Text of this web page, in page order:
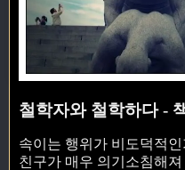
철학자와 철학하다 -
속이는 행위가 비도덕적인
친구가 매우 의기소침해